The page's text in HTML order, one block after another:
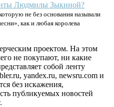
Людмилы Зыкиной?
не без основания называли
как и любая королева
проектом. На этом
не покупают, ни какие
собой ленту
yandex.ru, newsru.com и
без искажения,
публикуемых новостей